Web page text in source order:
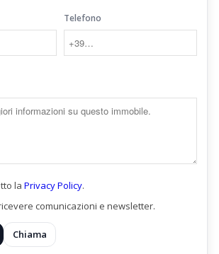
Telefono
la Privacy Policy.
comunicazioni e newsletter.
Chiama